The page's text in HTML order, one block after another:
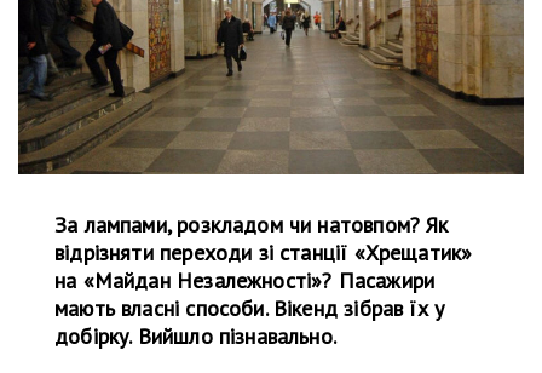
За лампами, розкладом чи натовпом? Як
відрізняти переходи зі станції «Хрещатик»
на «Майдан Незалежності»? Пасажири
мають власні способи. Вікенд зібрав їх у
добірку. Вийшло пізнавально.